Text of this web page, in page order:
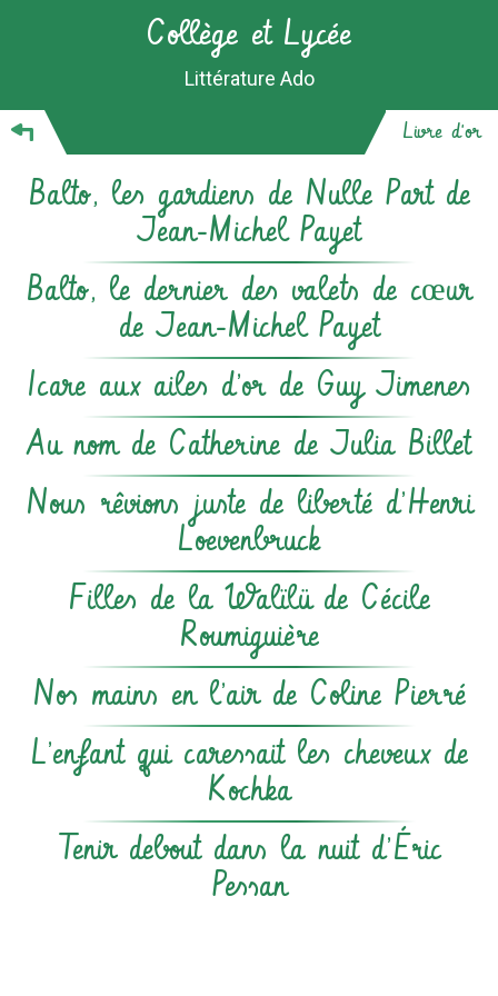
Collège et Lycée
Littérature Ado
Livre d'or
Balto, les gardiens de Nulle Part de
Jean-Michel Payet
Balto, le dernier des valets de cœur
de Jean-Michel Payet
Icare aux ailes d’or de Guy Jimenes
Au nom de Catherine de Julia Billet
Nous rêvions juste de liberté d’Henri
Loevenbruck
Filles de la Walïlü de Cécile
Roumiguière
Nos mains en l’air de Coline Pierré
L’enfant qui caressait les cheveux de
Kochka
Tenir debout dans la nuit d’Éric
Pessan